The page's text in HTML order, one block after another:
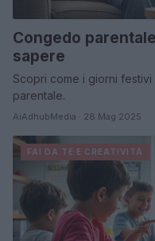
Congedo
sapere
Scopri come i giorni
parentale.
AiAdhubMedia · 28 Mag 2025
FAI DA TE E CREATIVITÀ